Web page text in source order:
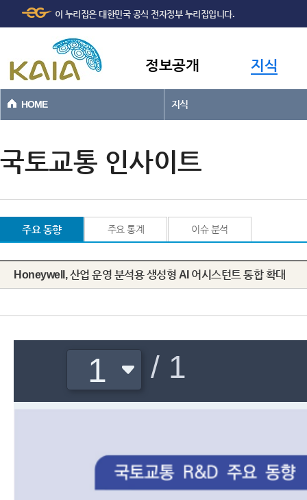
본문바로가기
이 누리집은 대한민국 공식 전자정부 누리집입니다.
정보공개 지식
HOME 지식
국토교통 인사이트
주요 동향 주요 통계 이슈 분석
Honeywell, 산업 운영 분석용 생성형 AI 어시스턴트 통합 확대